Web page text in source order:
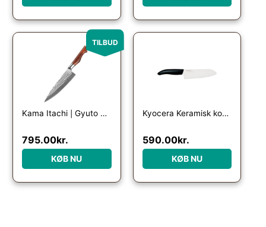
TILBUD
Kama Itachi | Gyuto 210 mm | Japansk kokkekniv
Den oprindelige pris var: 1,149.00kr..
795.00kr.
Den aktuelle pris er: 795.00kr..
KØB NU
Kyocera Keramisk kokkekniv i hvid, 16cm
590.00kr.
KØB NU